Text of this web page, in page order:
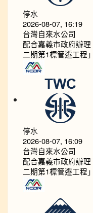
停水
2026-08-07, 16:19
台灣自來水公司
配合嘉義市政府辦
二期第1標管遷工程
停水
2026-08-07, 16:09
台灣自來水公司
配合嘉義市政府辦
二期第1標管遷工程